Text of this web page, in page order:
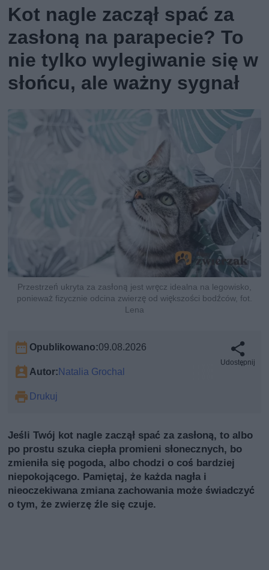
Kot nagle zaczął spać za
zasłoną na parapecie? To
nie tylko wylegiwanie się w
słońcu, ale ważny sygnał
Przestrzeń ukryta za zasłoną jest wręcz idealna na legowisko,
ponieważ fizycznie odcina zwierzę od większości bodźców, fot.
Lena
Opublikowano:09.08.2026
Autor: Natalia Grochal
Drukuj
Udostępnij
Jeśli Twój kot nagle zaczął spać za zasłoną, to albo
po prostu szuka ciepła promieni słonecznych, bo
zmieniła się pogoda, albo chodzi o coś bardziej
niepokojącego. Pamiętaj, że każda nagła i
nieoczekiwana zmiana zachowania może świadczyć
o tym, że zwierzę źle się czuje.